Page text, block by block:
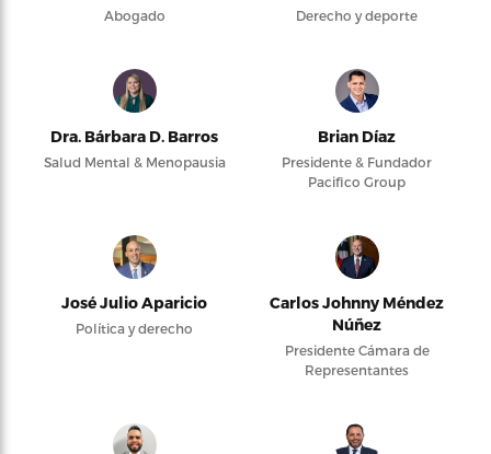
Abogado Derecho y deporte
Dra. Bárbara D. Barros
Salud Mental & Menopausia
Brian Díaz
Presidente & Fundador
Pacifico Group
José Julio Aparicio
Política y derecho
Carlos Johnny Méndez
Núñez
Presidente Cámara de
Representantes